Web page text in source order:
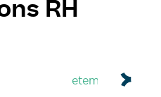
RH